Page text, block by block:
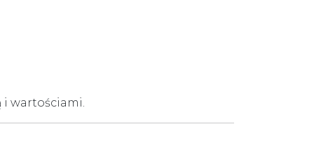
i wartościami.